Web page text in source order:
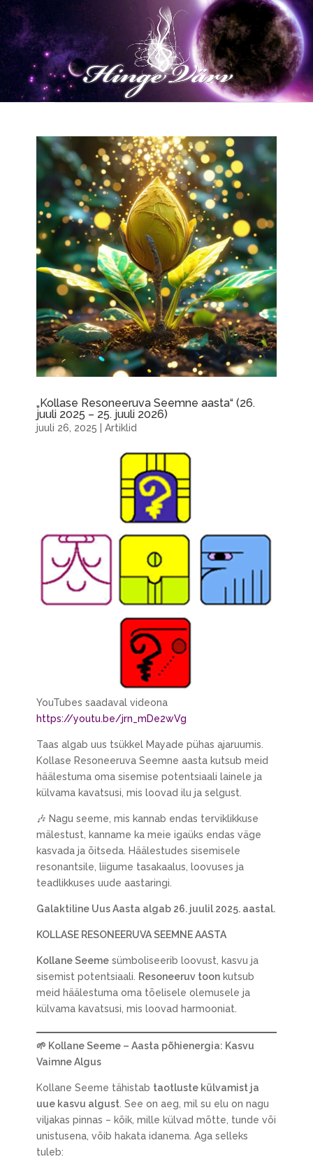
„Kollase Resoneeruva Seemne aasta“ (26.
juuli 2025 – 25. juuli 2026)
juuli 26, 2025 Artiklid
YouTubes saadaval videona
https://youtu.be/jrn_mDe2wVg
Taas algab uus tsükkel Mayade pühas ajaruumis.
Kollase Resoneeruva Seemne aasta kutsub meid
häälestuma oma sisemise potentsiaali lainele ja
külvama kavatsusi, mis loovad ilu ja selgust.
🎶 Nagu seeme, mis kannab endas terviklikkuse
mälestust, kanname ka meie igaüks endas väge
kasvada ja õitseda. Häälestudes sisemisele
resonantsile, liigume tasakaalus, loovuses ja
teadlikkuses uude aastaringi.
Galaktiline Uus Aasta algab 26. juulil 2025. aastal.
KOLLASE RESONEERUVA SEEMNE AASTA
Kollane Seemesümboliseerib loovust, kasvu ja
sisemist potentsiaali.
Resoneeruv toonkutsub
meid häälestuma oma tõelisele olemusele ja
külvama kavatsusi, mis loovad harmooniat.
🌱 Kollane Seeme – Aasta põhienergia: Kasvu
Vaimne Algus
Kollane Seeme tähistab taotluste külvamist ja
uue kasvu algust. See on aeg, mil su elu on nagu
viljakas pinnas – kõik, mille külvad mõtte, tunde või
unistusena, võib hakata idanema. Aga selleks
tuleb: